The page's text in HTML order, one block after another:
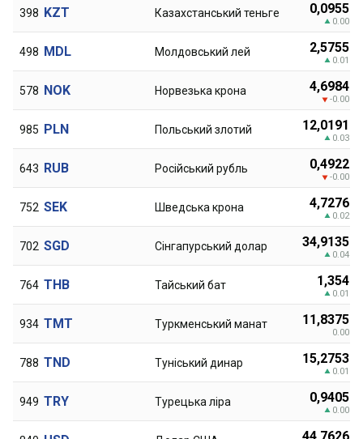
398 KZT Казахстанський теньге 0,0955
0.00
498 MDL Молдовський лей 2,5755
0.01
578 NOK Норвезька крона 4,6984
-0.00
985 PLN Польський злотий 12,0191
0.03
643 RUB Російський рубль 0,4922
-0.00
752 SEK Шведська крона 4,7276
0.02
702 SGD Сінгапурський долар 34,9135
0.04
764 THB Тайський бат 1,354
0.01
934 TMT Туркменський манат 11,8375
0.00
788 TND Туніський динар 15,2753
0.01
949 TRY Турецька ліра 0,9405
0.00